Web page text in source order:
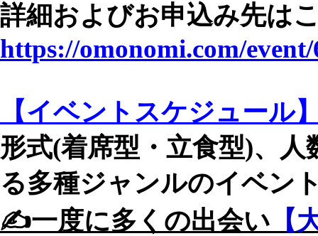
詳細およびお申込み先は
https://omonomi.com/
【イベントスケジュール
形式(着席型・立食型)、
る多種ジャンルのイベン
✍️一度に多くの出会い 【